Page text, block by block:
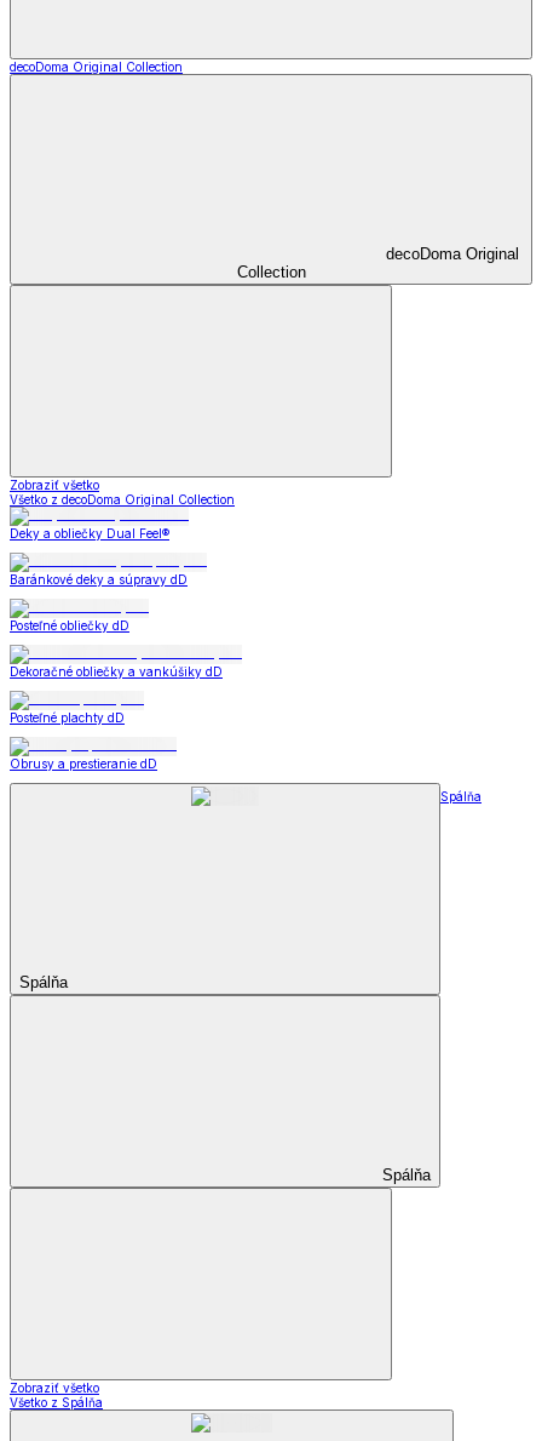
decoDoma Original Collection
decoDoma Original
Collection
Zobraziť všetko
Všetko z decoDoma Original Collection
Deky a obliečky Dual Feel®
Baránkové deky a súpravy dD
Posteľné obliečky dD
Dekoračné obliečky a vankúšiky dD
Posteľné plachty dD
Obrusy a prestieranie dD
Spálňa
Spálňa
Spálňa
Zobraziť všetko
Všetko z Spálňa